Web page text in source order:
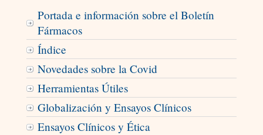
Portada e información sobre el Boletín
Fármacos
Índice
Novedades sobre la Covid
Herramientas Útiles
Globalización y Ensayos Clínicos
Ensayos Clínicos y Ética